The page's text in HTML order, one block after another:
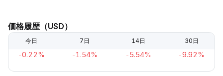
価格履歴（USD）
今日 7日 14日 30日
-0.22% -1.54% -5.54% -9.92%